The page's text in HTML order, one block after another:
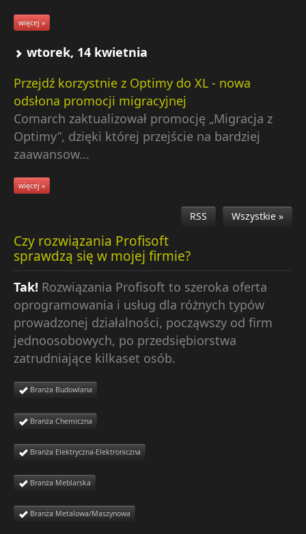
więcej »
wtorek, 14 kwietnia
Przejdź korzystnie z Optimy do XL - nowa
odsłona promocji migracyjnej
Comarch zaktualizował promocję „Migracja z
Optimy”, dzięki której przejście na bardziej
zaawansow...
więcej »
RSS Wszystkie »
Czy rozwiązania Profisoft
sprawdzą się w mojej firmie?
Tak! Rozwiązania Profisoft to szeroka oferta
oprogramowania i usług dla różnych typów
prowadzonej działalności, począwszy od firm
jednoosobowych, po przedsiębiorstwa
zatrudniające kilkaset osób.
Branża Budowlana
Branża Chemiczna
Branża Elektryczna-Elektroniczna
Branża Meblarska
Branża Metalowa/Maszynowa